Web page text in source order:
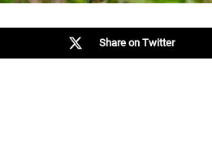
Share on Twitter